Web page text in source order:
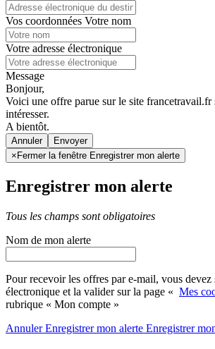
Vos coordonnées Votre nom
Votre adresse électronique
Message
Bonjour,
Voici une offre parue sur le site francetravail.fr
intéresser.
A bientôt.
Annuler
× Fermer la fenêtre Enregistrer mon alerte
Enregistrer mon alerte
Tous les champs sont obligatoires
Nom de mon alerte
Pour recevoir les offres par e-mail, vous devez
électronique et la valider sur la page « Mes
rubrique « Mon compte »
AnnulerEnregistrer mon alerte Enregistrer